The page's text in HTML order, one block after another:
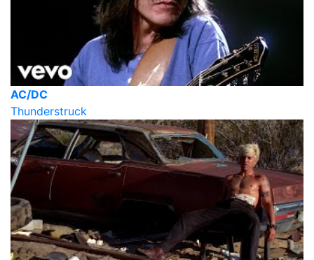
AC/DC
Thunderstruck